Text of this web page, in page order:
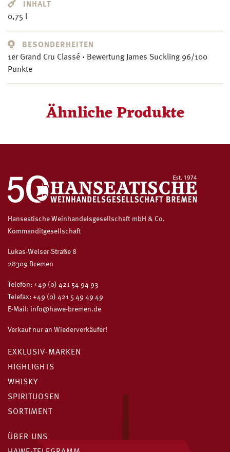
INHALT
0,75 l
BESONDERHEITEN
1er Grand Cru Classé · Bewertung James Suckling 96/100
Punkte
Ähnliche Produkte
Hanseatische Weinhandelsgesellschaft mbH & Co.
Kommanditgesellschaft
Lukas-Welser-Straße 8
28309 Bremen
Telefon: +49 (0) 421 54 94 93
Telefax: +49 (0) 421 5 49 49 49
E-Mail: info@hawe-bremen.de
Verkauf nur an Wiederverkäufer!
EXKLUSIV-MARKEN
HIGHLIGHTS
WHISKY
SPIRITUOSEN
SORTIMENT
ÜBER UNS